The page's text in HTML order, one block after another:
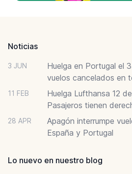
Noticias
3 JUN
Huelga en Portugal el
vuelos cancelados en
11 FEB
Huelga Lufthansa 12
Pasajeros tienen
28 APR
Apagón interrumpe
España y Portugal
Lo nuevo en nuestro blog